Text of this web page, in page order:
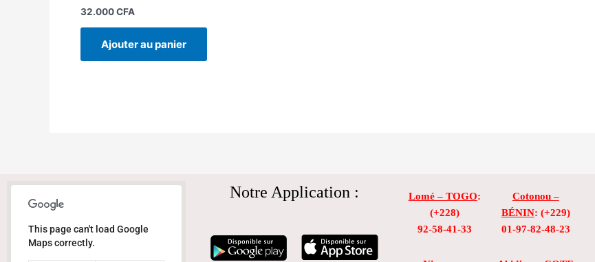
32.000CFA
Ajouter au panier
This page can't load Google
Maps correctly.
Notre Application : Lomé – TOGO:
(+228)
92-58-41-33
Cotonou –
BÉNIN: (+229)
01-97-82-48-23